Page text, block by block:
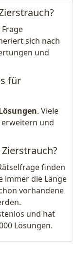
sich nach
und
für
. Viele
erweitern und
finden
immer die Länge
vorhandene
und hat
Lösungen.